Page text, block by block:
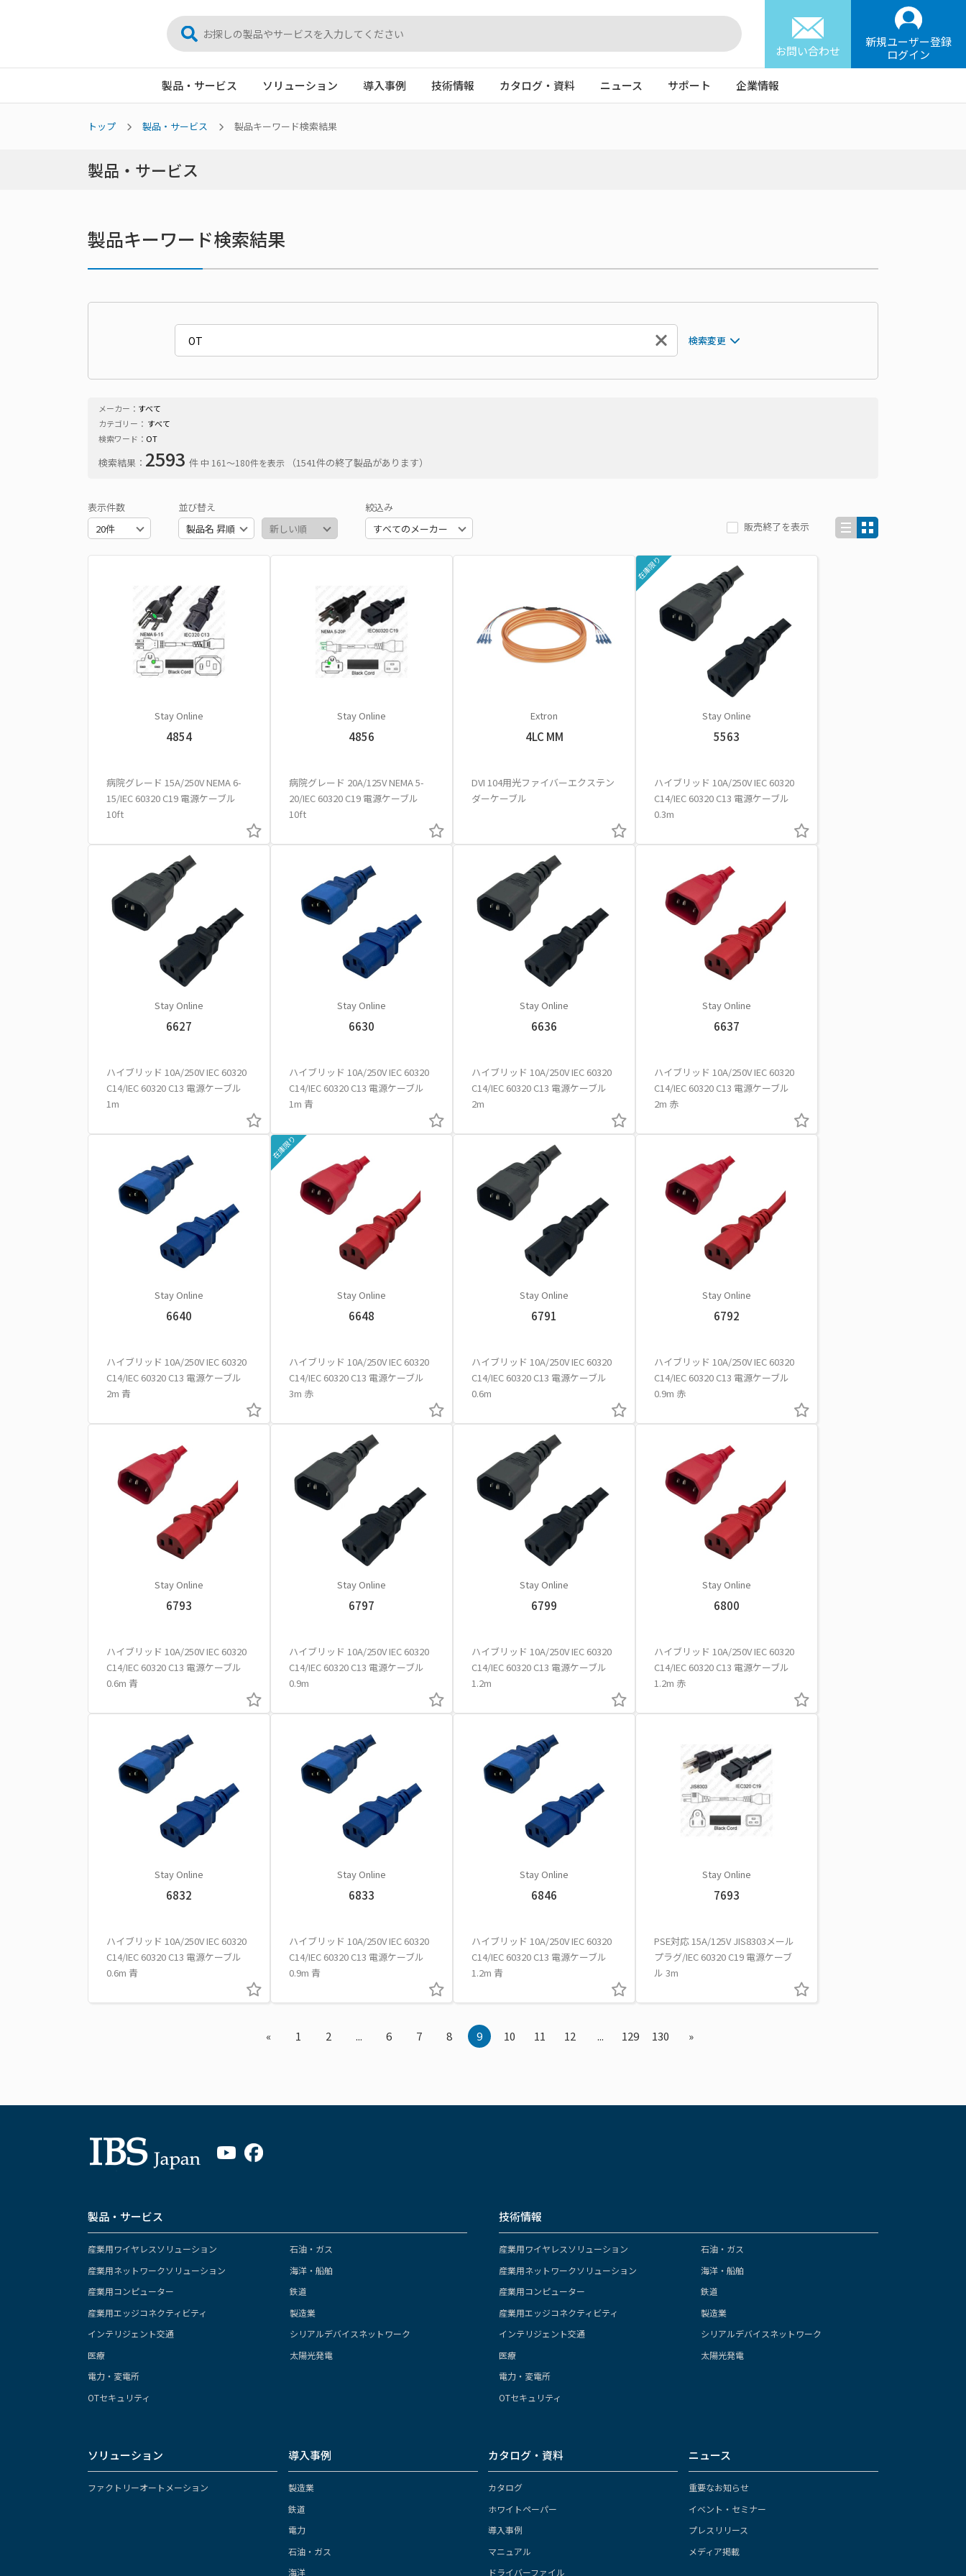
お問い合わせ
新規ユーザー登録
ログイン
製品・サービス ソリューション 導入事例 技術情報 カタログ・資料 ニュース サポート 企業情報
トップ 製品・サービス 製品キーワード検索結果
製品・サービス
製品キーワード検索結果
検索変更
メーカー： すべて
カテゴリー： すべて
検索ワード： OT
検索結果： 2593 件 中 161〜180件を表示 （1541件の終了製品があります）
表示件数 並び替え
絞込み
販売終了を表示
Stay Online
4854
病院グレード 15A/250V NEMA 6-
15/IEC 60320 C19 電源ケーブル
10ft
Stay Online
4856
病院グレード 20A/125V NEMA 5-
20/IEC 60320 C19 電源ケーブル
10ft
Extron
4LC MM
DVI 104用光ファイバーエクステン
ダーケーブル
在庫限り
Stay Online
5563
ハイブリッド 10A/250V IEC 60320
C14/IEC 60320 C13 電源ケーブル
0.3m
Stay Online
6627
ハイブリッド 10A/250V IEC 60320
C14/IEC 60320 C13 電源ケーブル
1m
Stay Online
6630
ハイブリッド 10A/250V IEC 60320
C14/IEC 60320 C13 電源ケーブル
1m 青
Stay Online
6636
ハイブリッド 10A/250V IEC 60320
C14/IEC 60320 C13 電源ケーブル
2m
Stay Online
6637
ハイブリッド 10A/250V IEC 60320
C14/IEC 60320 C13 電源ケーブル
2m 赤
Stay Online
6640
ハイブリッド 10A/250V IEC 60320
C14/IEC 60320 C13 電源ケーブル
2m 青
在庫限り
Stay Online
6648
ハイブリッド 10A/250V IEC 60320
C14/IEC 60320 C13 電源ケーブル
3m 赤
Stay Online
6791
ハイブリッド 10A/250V IEC 60320
C14/IEC 60320 C13 電源ケーブル
0.6m
Stay Online
6792
ハイブリッド 10A/250V IEC 60320
C14/IEC 60320 C13 電源ケーブル
0.9m 赤
Stay Online
6793
ハイブリッド 10A/250V IEC 60320
C14/IEC 60320 C13 電源ケーブル
0.6m 青
Stay Online
6797
ハイブリッド 10A/250V IEC 60320
C14/IEC 60320 C13 電源ケーブル
0.9m
Stay Online
6799
ハイブリッド 10A/250V IEC 60320
C14/IEC 60320 C13 電源ケーブル
1.2m
Stay Online
6800
ハイブリッド 10A/250V IEC 60320
C14/IEC 60320 C13 電源ケーブル
1.2m 赤
Stay Online
6832
ハイブリッド 10A/250V IEC 60320
C14/IEC 60320 C13 電源ケーブル
0.6m 青
Stay Online
6833
ハイブリッド 10A/250V IEC 60320
C14/IEC 60320 C13 電源ケーブル
0.9m 青
Stay Online
6846
ハイブリッド 10A/250V IEC 60320
C14/IEC 60320 C13 電源ケーブル
1.2m 青
Stay Online
7693
PSE対応 15A/125V JIS8303メール
プラグ/IEC 60320 C19 電源ケーブ
ル 3m
« 1 2 ... 6 7 8 9 10 11 12 ... 129 130 »
製品・サービス
産業用ワイヤレスソリューション
産業用ネットワークソリューション
産業用コンピューター
産業用エッジコネクティビティ
インテリジェント交通
医療
電力・変電所
OTセキュリティ
石油・ガス
海洋・船舶
鉄道
製造業
シリアルデバイスネットワーク
太陽光発電
技術情報
産業用ワイヤレスソリューション
産業用ネットワークソリューション
産業用コンピューター
産業用エッジコネクティビティ
インテリジェント交通
医療
電力・変電所
OTセキュリティ
石油・ガス
海洋・船舶
鉄道
製造業
シリアルデバイスネットワーク
太陽光発電
ソリューション
ファクトリーオートメーション
導入事例
製造業
鉄道
電力
石油・ガス
海洋
カタログ・資料
カタログ
ホワイトペーパー
導入事例
マニュアル
ドライバーファイル
ニュース
重要なお知らせ
イベント・セミナー
プレスリリース
メディア掲載